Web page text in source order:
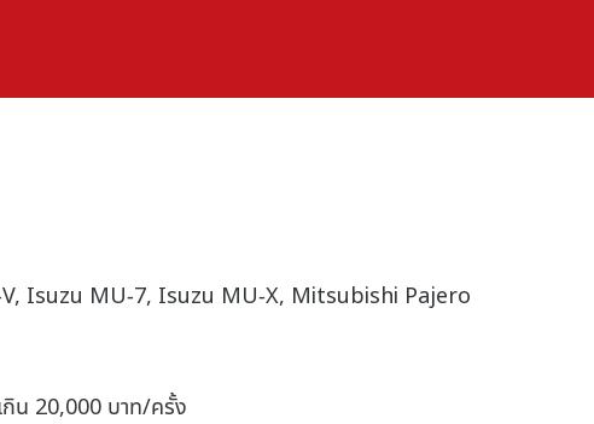
V, Isuzu MU-7, Isuzu MU-X, Mitsubishi Pajero
น 20,000 บาท/ครั้ง